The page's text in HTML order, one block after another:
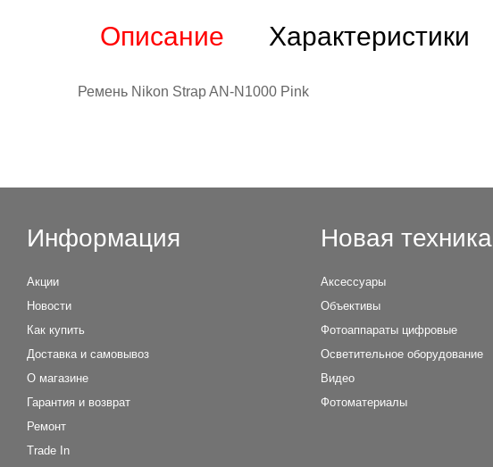
Описание Характеристики
Ремень Nikon Strap AN-N1000 Pink
Информация
Акции
Новости
Как купить
Доставка и самовывоз
О магазине
Гарантия и возврат
Ремонт
Trade In
Новая техника
Аксессуары
Объективы
Фотоаппараты цифровые
Осветительное оборудование
Видео
Фотоматериалы